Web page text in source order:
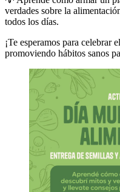
verdades sobre la
todos los días.
¡Te esperamos para
promoviendo hábitos sanos